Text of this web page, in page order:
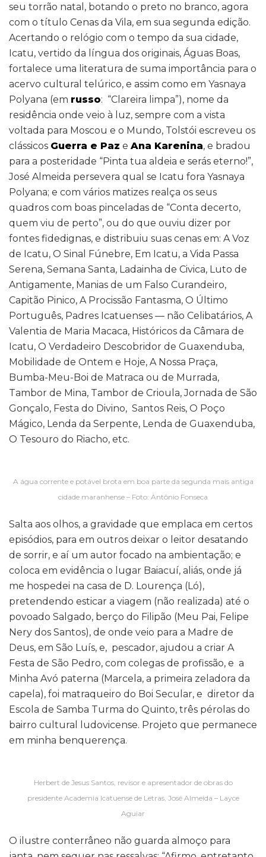
seu torrão natal, botando o preto no branco, agora
com o título Cenas da Vila, em sua segunda edição.
Acertando o relógio com o tempo da sua cidade,
Icatu, vertido da língua dos originais, Águas Boas,
fortalece uma literatura de suma importância para o
acervo cultural telúrico, e assim como em Yasnaya
Polyana (em russo: “Clareira limpa”), nome da
residência onde veio à luz, sempre com a vista
voltada para Moscou e o Mundo, Tolstói escreveu os
clássicos Guerra e Paz e Ana Karenina, e bradou
para a posteridade “Pinta tua aldeia e serás eterno!”,
José Almeida persevera qual se Icatu fora Yasnaya
Polyana; e com vários matizes realça os seus
quadros com boas pinceladas de “Conta decerto,
quem viu de perto”, ou do que ouviu dizer por
fontes fidedignas, e distribuiu suas cenas em: A Voz
de Icatu, O Sinal Fúnebre, Em Icatu, a Vida Passa
Serena, Semana Santa, Ladainha de Civica, Luto de
Antigamente, Manias de um Falso Curandeiro,
Capitão Pinico, A Procissão Fantasma, O Último
Português, Padres Icatuenses — não Celibatários, A
Valentia de Maria Macaca, Históricos da Câmara de
Icatu, O Verdadeiro Descobridor de Guaxenduba,
Mobilidade de Ontem e Hoje, A Nossa Praça,
Bumba-Meu-Boi de Matraca ou de Murrada,
Tambor de Mina, Tambor de Crioula, Jornada de São
Gonçalo, Festa do Divino, Santos Reis, O Poço
Mágico, Lenda da Serpente, Lenda de Guaxenduba,
O Tesouro do Riacho, etc.
A água corrente e potável brota em boa parte da segunda mais antiga
cidade maranhense – Foto: Antônio Fonseca
Salta aos olhos, a gravidade que emplaca em certos
episódios, para em outros deixar o leitor desatando
de sorrir, e aí um autor focado na ambientação; e
coloca em evidência o lugar Baiacuí, aliás, onde já
me hospedei na casa de D. Lourença (Ló),
pretendendo esticar a viagem (não realizada) até o
povoado Salgado, berço do Filipão (Meu Pai, Felipe
Nery dos Santos), de onde veio para a Madre de
Deus, em São Luís, e, pescador, ajudou a criar A
Festa de São Pedro, com colegas de profissão, e a
Minha Avó paterna (Marcela, a primeira zeladora da
capela), foi matraqueiro do Boi Secular, e diretor da
Escola de Samba Turma do Quinto, três pérolas do
bairro cultural ludovicense. Projeto que permanece
em minha benquerença.
Herbert de Jesus Santos, revisor e apresentador de obras do
presidente Academia Icatuense de Letras, José Almeida – Layce
Aguiar
O ilustre conterrâneo não guarda almoço para